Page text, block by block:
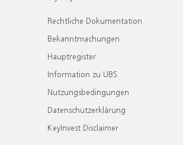
Rechtliche Dokumentation
Bekanntmachungen
Hauptregister
Information zu UBS
Nutzungsbedingungen
Datenschutzerklärung
KeyInvest Disclaimer